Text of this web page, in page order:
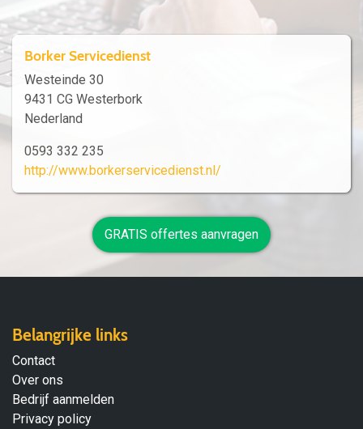
Borker Servicedienst
Westeinde 30
9431 CG Westerbork
Nederland
0593 332 235
http://www.borkerservicedienst.nl/
GRATIS offertes aanvragen
Belangrijke links
Contact
Over ons
Bedrijf aanmelden
Privacy policy